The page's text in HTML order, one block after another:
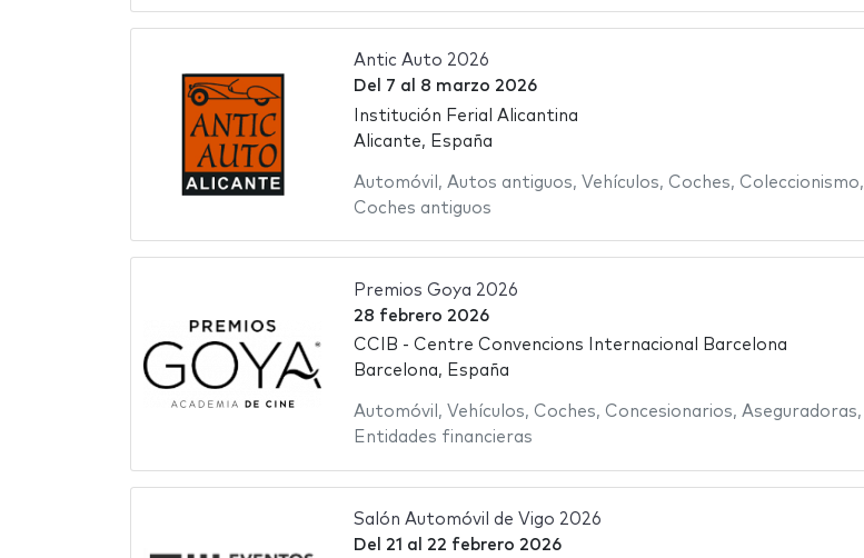
Antic Auto 2026
Del 7 al 8 marzo 2026
Institución Ferial Alicantina
Alicante, España
Automóvil , Autos antiguos, Vehículos, Coches, Coleccionismo,
Coches antiguos
Premios Goya 2026
28 febrero 2026
CCIB - Centre Convencions Internacional Barcelona
Barcelona, España
Automóvil , Vehículos, Coches, Concesionarios, Aseguradoras,
Entidades financieras
Salón Automóvil de Vigo 2026
Del 21 al 22 febrero 2026